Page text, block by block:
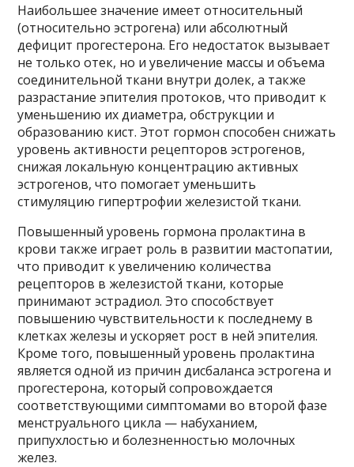
Наибольшее значение имеет относительный
(относительно эстрогена) или абсолютный
дефицит прогестерона. Его недостаток вызывает
не только отек, но и увеличение массы и объема
соединительной ткани внутри долек, а также
разрастание эпителия протоков, что приводит к
уменьшению их диаметра, обструкции и
образованию кист. Этот гормон способен снижать
уровень активности рецепторов эстрогенов,
снижая локальную концентрацию активных
эстрогенов, что помогает уменьшить
стимуляцию гипертрофии железистой ткани.
Повышенный уровень гормона пролактина в
крови также играет роль в развитии мастопатии,
что приводит к увеличению количества
рецепторов в железистой ткани, которые
принимают эстрадиол. Это способствует
повышению чувствительности к последнему в
клетках железы и ускоряет рост в ней эпителия.
Кроме того, повышенный уровень пролактина
является одной из причин дисбаланса эстрогена и
прогестерона, который сопровождается
соответствующими симптомами во второй фазе
менструального цикла — набуханием,
припухлостью и болезненностью молочных
желез.